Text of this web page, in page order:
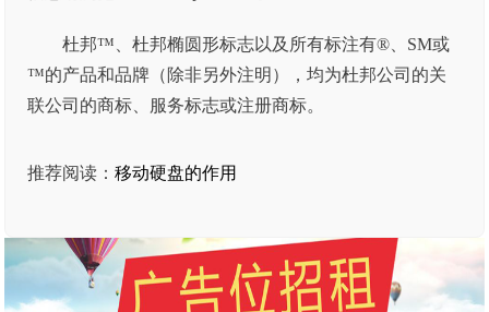
杜邦™、杜邦椭圆形标志以及所有标注有®、SM或
™的产品和品牌（除非另外注明），均为杜邦公司的关
联公司的商标、服务标志或注册商标。
推荐阅读：移动硬盘的作用